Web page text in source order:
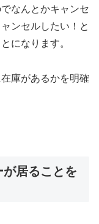
なんとかキャンセ
ンセルしたい！と
になります。
庫があるかを明確
居ることを